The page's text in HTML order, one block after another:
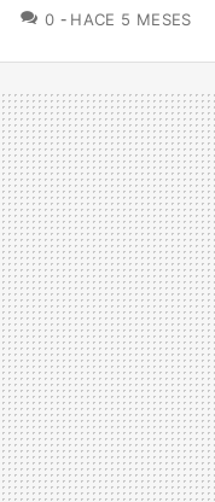
0 COMENTARIOS
HACE 5 MESES